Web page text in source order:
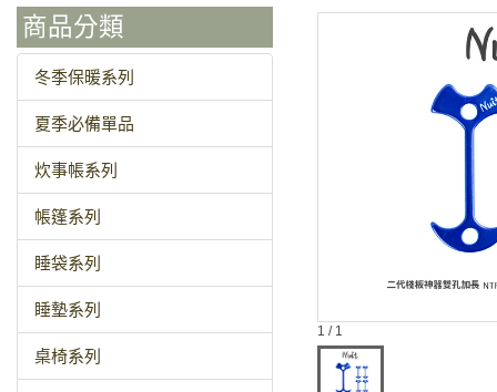
商品分類
冬季保暖系列
夏季必備單品
炊事帳系列
帳篷系列
睡袋系列
睡墊系列
桌椅系列
1 / 1